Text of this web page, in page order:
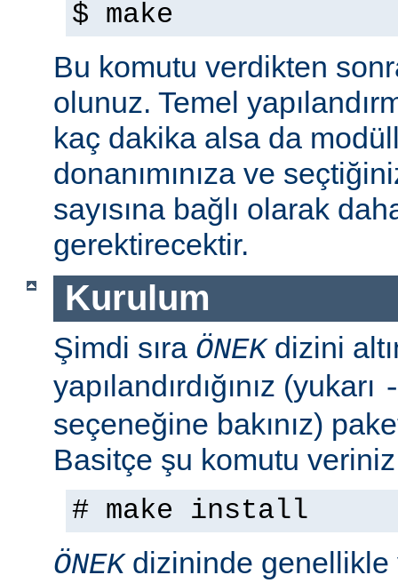
$ make
Bu komutu verdikten
olunuz. Temel
kaç dakika alsa da
donanımınıza ve
sayısına bağlı olarak
gerektirecektir.
Kurulum
Şimdi sıra ÖNEKdizini
yapılandırdığınız (yukarı
seçeneğine bakınız)
Basitçe şu komutu
# make install
ÖNEKdizininde genellikle